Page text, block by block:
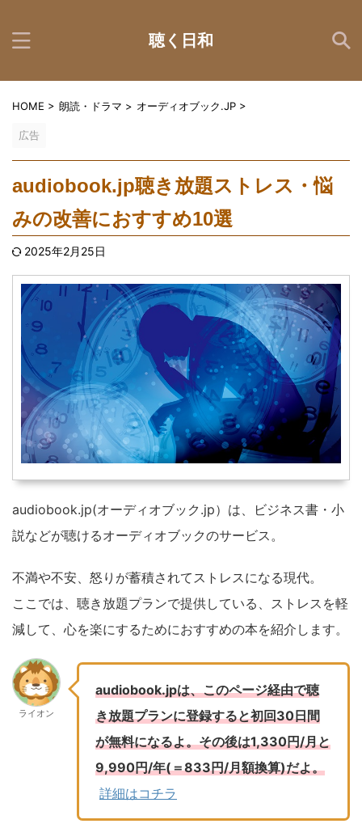
聴く日和
HOME > 朗読・ドラマ > オーディオブック.JP >
広告
audiobook.jp聴き放題ストレス・悩
みの改善におすすめ10選
2025年2月25日
audiobook.jp(オーディオブック.jp）は、ビジネス書・小
説などが聴けるオーディオブックのサービス。
不満や不安、怒りが蓄積されてストレスになる現代。
ここでは、聴き放題プランで提供している、ストレスを軽
減して、心を楽にするためにおすすめの本を紹介します。
ライオン
audiobook.jpは、このページ経由で聴
き放題プランに登録すると初回30日間
が無料になるよ。その後は1,330円/月と
9,990円/年(＝833円/月額換算)だよ。
詳細はコチラ